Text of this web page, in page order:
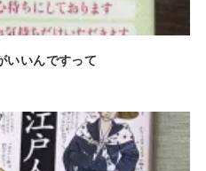
いいんですって